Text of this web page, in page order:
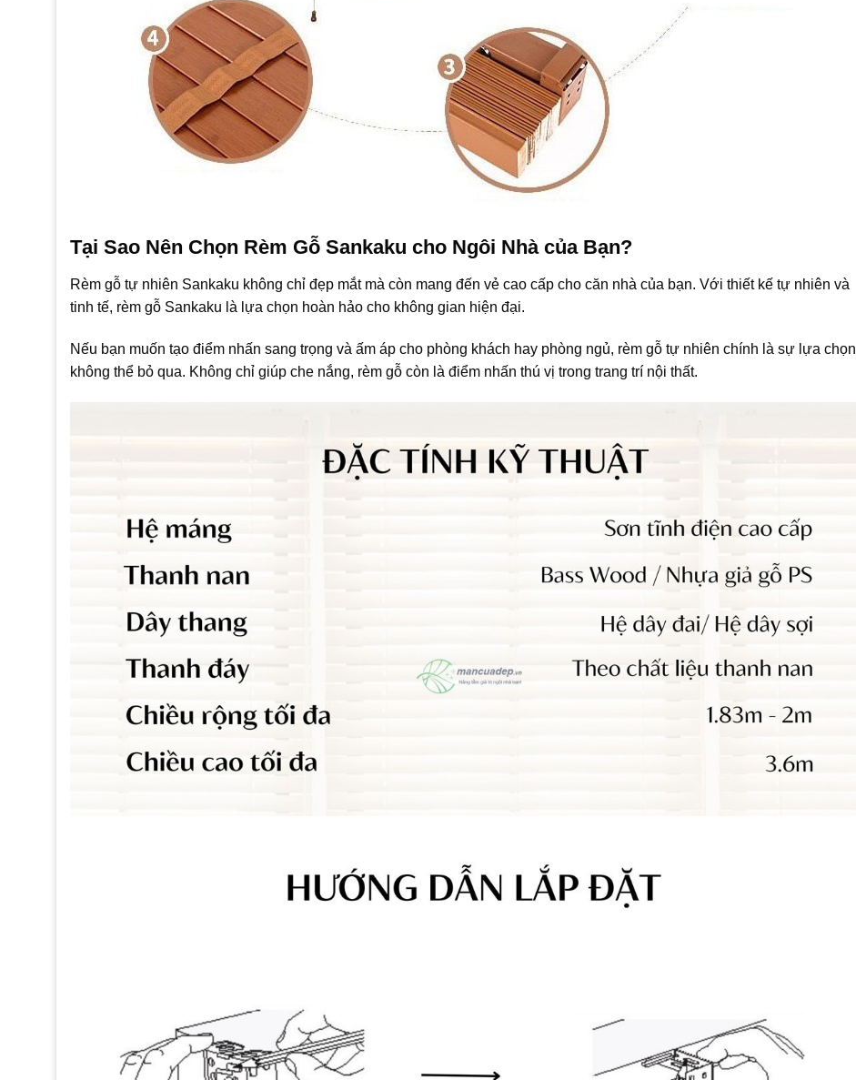
Tại Sao Nên Chọn Rèm Gỗ Sankaku cho Ngôi Nhà của Bạn?
Rèm gỗ tự nhiên Sankaku không chỉ đẹp mắt mà còn mang đến vẻ cao cấp cho căn nhà của bạn. Với thiết kế tự nhiên và
tinh tế, rèm gỗ Sankaku là lựa chọn hoàn hảo cho không gian hiện đại.
Nếu bạn muốn tạo điểm nhấn sang trọng và ấm áp cho phòng khách hay phòng ngủ, rèm gỗ tự nhiên chính là sự lựa chọn
không thể bỏ qua. Không chỉ giúp che nắng, rèm gỗ còn là điểm nhấn thú vị trong trang trí nội thất.